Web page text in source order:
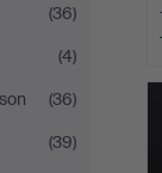
(36)
(4)
(36)
(39)